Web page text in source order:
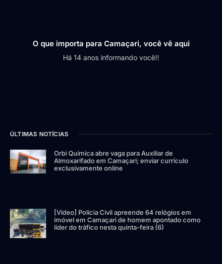
O que importa para Camaçari, você vê aqui
Há 14 anos informando você!!
ÚLTIMAS NOTÍCIAS
Orbi Química abre vaga para Auxiliar de
Almoxarifado em Camaçari; enviar currículo
exclusivamente online
[Vídeo] Polícia Civil apreende 64 relógios em
imóvel em Camaçari de homem apontado como
líder do tráfico nesta quinta-feira (6)